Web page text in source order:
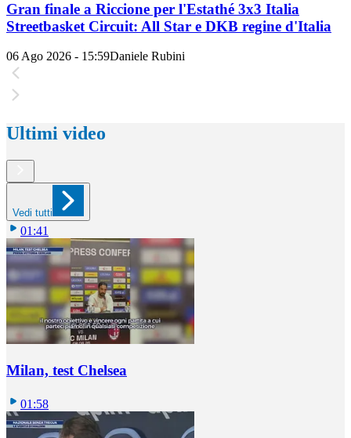
Gran finale a Riccione per l'Estathé 3x3 Italia
Streetbasket Circuit: All Star e DKB regine d'Italia
06 Ago 2026 - 15:59Daniele Rubini
Ultimi video
Vedi tutti
01:41
Milan, test Chelsea
01:58